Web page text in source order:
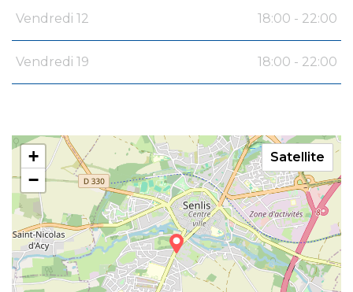
Vendredi 12 18:00 - 22:00
Vendredi 19 18:00 - 22:00
+
−
Satellite